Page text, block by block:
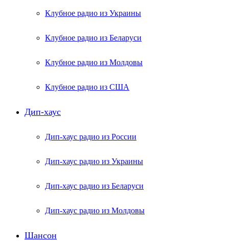
Клубное радио из Украины
Клубное радио из Беларуси
Клубное радио из Молдовы
Клубное радио из США
Дип-хаус
Дип-хаус радио из России
Дип-хаус радио из Украины
Дип-хаус радио из Беларуси
Дип-хаус радио из Молдовы
Шансон